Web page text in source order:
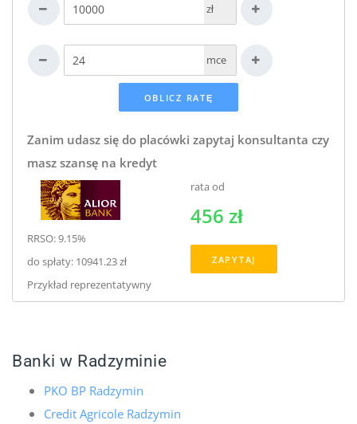
zł
mce
Zanim udasz się do placówki zapytaj konsultanta czy
masz szansę na kredyt
RRSO: 9.15%
do spłaty: 10941.23 zł
Przykład reprezentatywny
rata od
456 zł
ZAPYTAJ
Banki w Radzyminie
PKO BP Radzymin
Credit Agricole Radzymin